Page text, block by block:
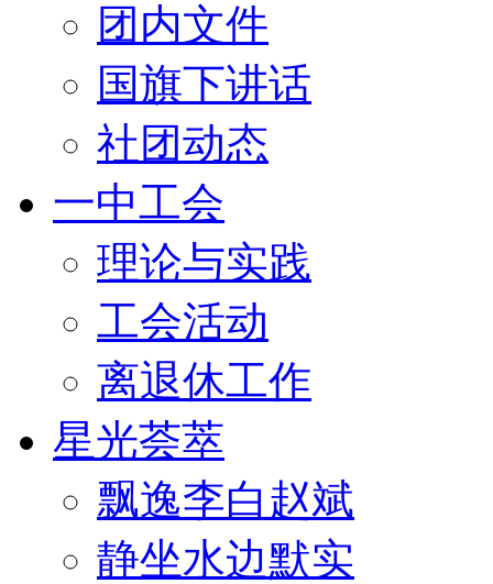
团内文件
国旗下讲话
社团动态
一中工会
理论与实践
工会活动
离退休工作
星光荟萃
飘逸李白赵斌
静坐水边默实